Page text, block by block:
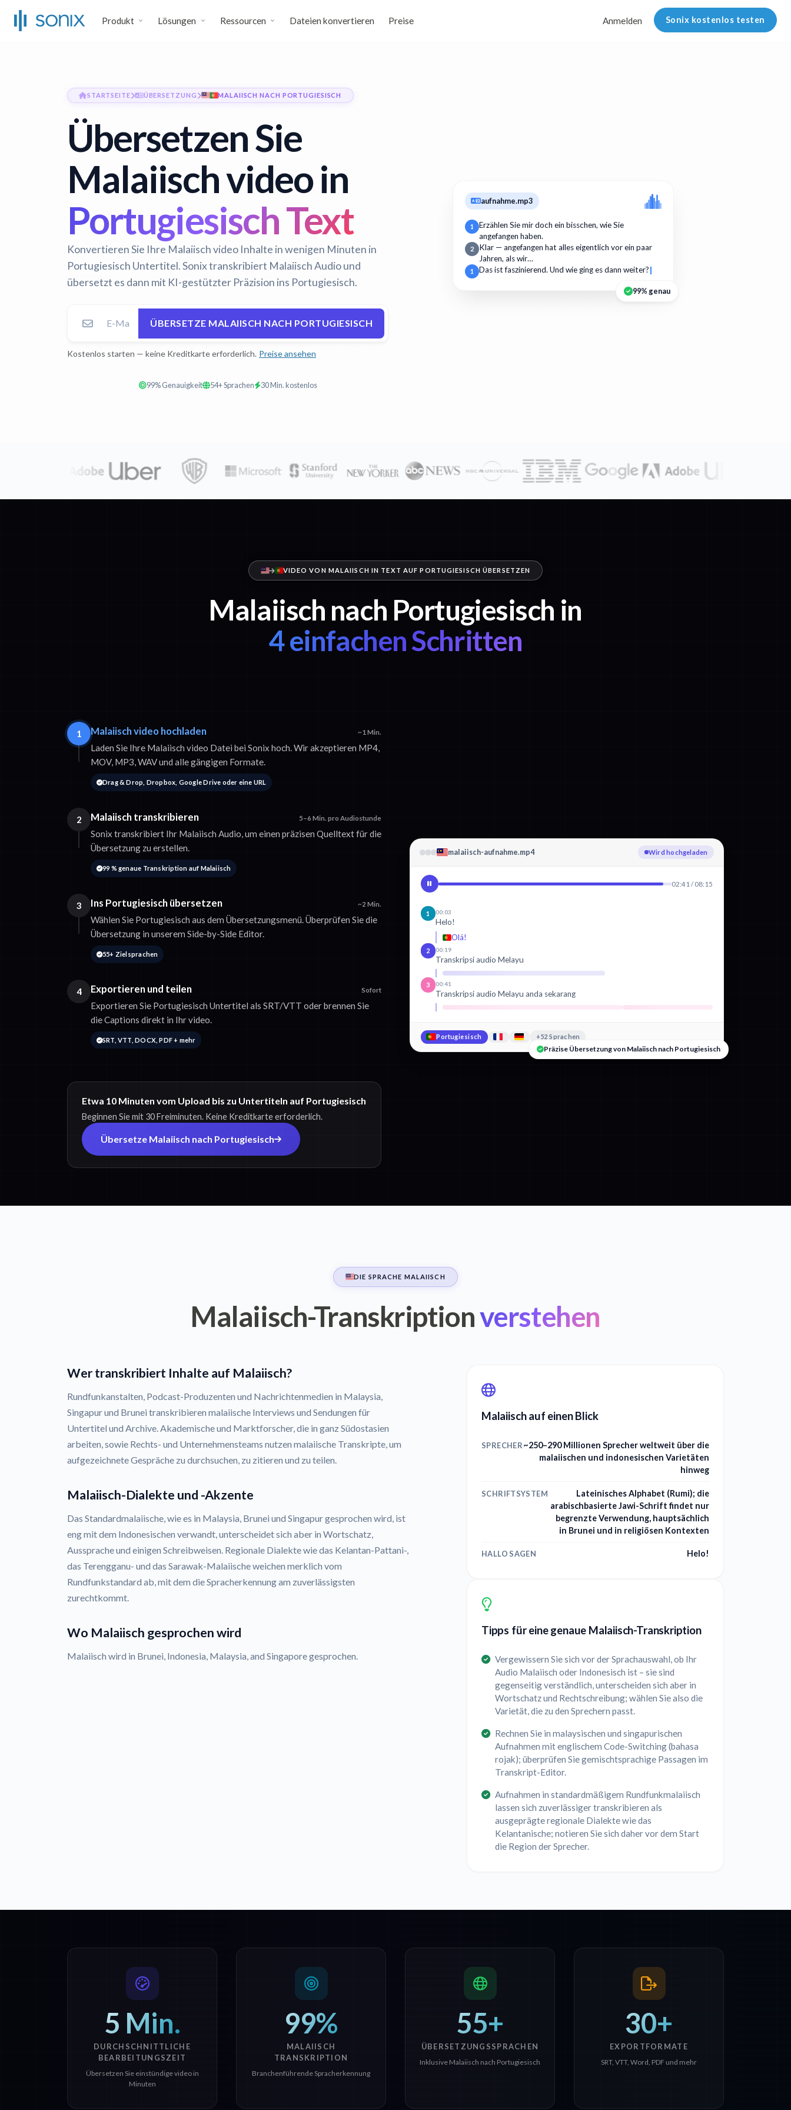
Produkt Lösungen Ressourcen Dateien konvertieren Preise Anmelden Sonix kostenlos testen
STARTSEITE ÜBERSETZUNG MALAIISCH NACH PORTUGIESISCH
Übersetzen Sie
Malaiisch video in
Portugiesisch Text
Konvertieren Sie Ihre Malaiisch video Inhalte in wenigen Minuten in
Portugiesisch Untertitel. Sonix transkribiert Malaiisch Audio und
übersetzt es dann mit KI-gestützter Präzision ins Portugiesisch.
ÜBERSETZE MALAIISCH NACH PORTUGIESISCH
Kostenlos starten — keine Kreditkarte erforderlich. Preise ansehen
99% Genauigkeit 54+ Sprachen 30 Min. kostenlos
aufnahme.mp3
1
Erzählen Sie mir doch ein bisschen, wie Sie
angefangen haben.
2
Klar — angefangen hat alles eigentlich vor ein paar
Jahren, als wir…
1 Das ist faszinierend. Und wie ging es dann weiter?
99% genau
VIDEO VON MALAIISCH IN TEXT AUF PORTUGIESISCH ÜBERSETZEN
Malaiisch nach Portugiesisch in
4 einfachen Schritten
1 Malaiisch video hochladen ~1 Min.
Laden Sie Ihre Malaiisch video Datei bei Sonix hoch. Wir akzeptieren MP4,
MOV, MP3, WAV und alle gängigen Formate.
Drag & Drop, Dropbox, Google Drive oder eine URL
2 Malaiisch transkribieren 5–6 Min. pro Audiostunde
Sonix transkribiert Ihr Malaiisch Audio, um einen präzisen Quelltext für die
Übersetzung zu erstellen.
99 % genaue Transkription auf Malaiisch
3 Ins Portugiesisch übersetzen ~2 Min.
Wählen Sie Portugiesisch aus dem Übersetzungsmenü. Überprüfen Sie die
Übersetzung in unserem Side-by-Side Editor.
55+ Zielsprachen
4 Exportieren und teilen Sofort
Exportieren Sie Portugiesisch Untertitel als SRT/VTT oder brennen Sie
die Captions direkt in Ihr video.
SRT, VTT, DOCX, PDF + mehr
Etwa 10 Minuten vom Upload bis zu Untertiteln auf Portugiesisch
Beginnen Sie mit 30 Freiminuten. Keine Kreditkarte erforderlich.
Übersetze Malaiisch nach Portugiesisch
malaiisch-aufnahme.mp4 Wird hochgeladen
02:41 / 08:15
1 00:03
Helo!
Olá!
2 00:19
Transkripsi audio Melayu
3 00:41
Transkripsi audio Melayu anda sekarang
Portugiesisch +52 Sprachen
Präzise Übersetzung von Malaiisch nach Portugiesisch
DIE SPRACHE MALAIISCH
Malaiisch-Transkriptionverstehen
Wer transkribiert Inhalte auf Malaiisch?
Rundfunkanstalten, Podcast-Produzenten und Nachrichtenmedien in Malaysia,
Singapur und Brunei transkribieren malaiische Interviews und Sendungen für
Untertitel und Archive. Akademische und Marktforscher, die in ganz Südostasien
arbeiten, sowie Rechts- und Unternehmensteams nutzen malaiische Transkripte, um
aufgezeichnete Gespräche zu durchsuchen, zu zitieren und zu teilen.
Malaiisch-Dialekte und -Akzente
Das Standardmalaiische, wie es in Malaysia, Brunei und Singapur gesprochen wird, ist
eng mit dem Indonesischen verwandt, unterscheidet sich aber in Wortschatz,
Aussprache und einigen Schreibweisen. Regionale Dialekte wie das Kelantan-Pattani-,
das Terengganu- und das Sarawak-Malaiische weichen merklich vom
Rundfunkstandard ab, mit dem die Spracherkennung am zuverlässigsten
zurechtkommt.
Wo Malaiisch gesprochen wird
Malaiisch wird in Brunei, Indonesia, Malaysia, and Singapore gesprochen.
Malaiisch auf einen Blick
SPRECHER~250–290 Millionen Sprecher weltweit über die
malaiischen und indonesischen Varietäten
hinweg
SCHRIFTSYSTEM
Lateinisches Alphabet (Rumi); die
arabischbasierte Jawi-Schrift findet nur
begrenzte Verwendung, hauptsächlich
in Brunei und in religiösen Kontexten
HALLO SAGEN Helo!
Tipps für eine genaue Malaiisch-Transkription
Vergewissern Sie sich vor der Sprachauswahl, ob Ihr
Audio Malaiisch oder Indonesisch ist – sie sind
gegenseitig verständlich, unterscheiden sich aber in
Wortschatz und Rechtschreibung; wählen Sie also die
Varietät, die zu den Sprechern passt.
Rechnen Sie in malaysischen und singapurischen
Aufnahmen mit englischem Code-Switching (bahasa
rojak); überprüfen Sie gemischtsprachige Passagen im
Transkript-Editor.
Aufnahmen in standardmäßigem Rundfunkmalaiisch
lassen sich zuverlässiger transkribieren als
ausgeprägte regionale Dialekte wie das
Kelantanische; notieren Sie sich daher vor dem Start
die Region der Sprecher.
5 Min.
DURCHSCHNITTLICHE
BEARBEITUNGSZEIT
Übersetzen Sie einstündige video in
Minuten
99%
MALAIISCH
TRANSKRIPTION
Branchenführende Spracherkennung
55+
ÜBERSETZUNGSSPRACHEN
Inklusive Malaiisch nach Portugiesisch
30+
EXPORTFORMATE
SRT, VTT, Word, PDF und mehr